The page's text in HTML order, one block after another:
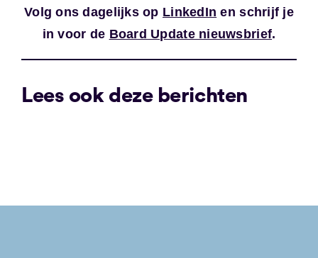
Volg ons dagelijks op LinkedIn en schrijf je
in voor de Board Update nieuwsbrief.
Lees ook deze berichten